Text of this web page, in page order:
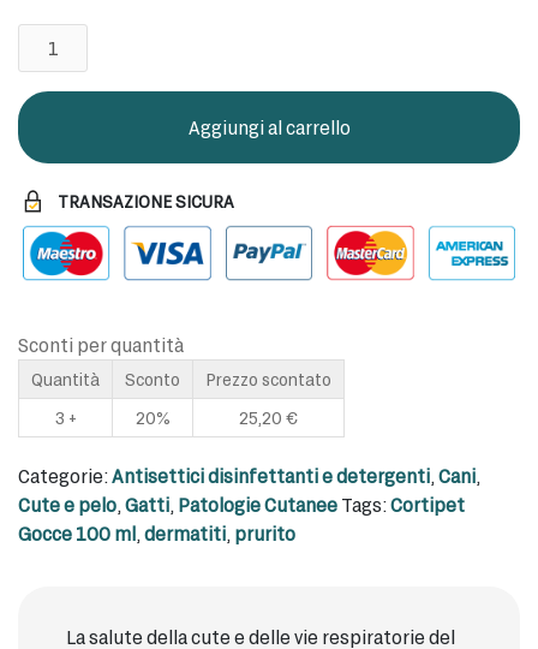
Cortipet
Gocce
100ml
quantità
Aggiungi al carrello
TRANSAZIONE SICURA
Sconti per quantità
Quantità Sconto
Prezzo scontato
3 +
20% 25,20 €
Categorie:Antisettici disinfettanti e detergenti, Cani,
Cute e pelo, Gatti, Patologie Cutanee Tags:Cortipet
Gocce 100 ml, dermatiti, prurito
La salute della cute e delle vie respiratorie del